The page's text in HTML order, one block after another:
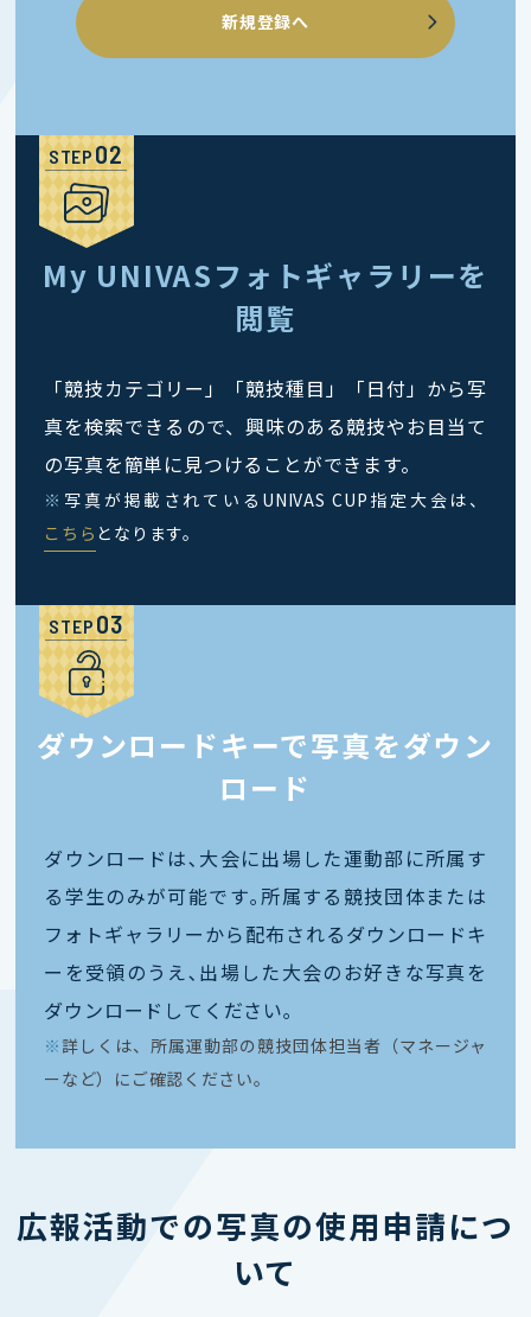
新規登録へ
STEP
My UNIVASフォトギャラリーを
閲覧
「競技カテゴリー」「競技種目」「日付」から写
真を検索できるので、興味のある競技やお目当て
の写真を簡単に見つけることができます。
※ 写真が掲載されているUNIVAS CUP指定大会は、
こちら となります。
STEP
ダウンロードキーで写真をダウン
ロード
ダウンロードは､大会に出場した運動部に所属す
る学生のみが可能です｡所属する競技団体または
フォトギャラリーから配布されるダウンロードキ
ーを受領のうえ､出場した大会のお好きな写真を
ダウンロードしてください｡
※ 詳しくは、所属運動部の競技団体担当者（マネージャ
ーなど）にご確認ください。
広報活動での写真の使用申請につ
いて